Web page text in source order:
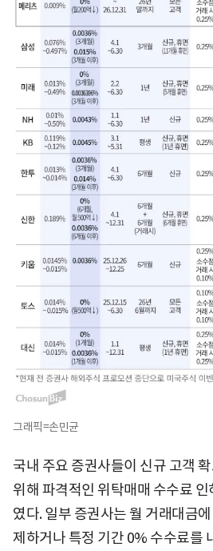
그래픽=손민균
국내 주요 증권사들이 신규 고객
위해 파격적인 위탁매매 수수료
였다. 일부 증권사는 월 거래대금
제하거나 특정 기간 0% 수수료를